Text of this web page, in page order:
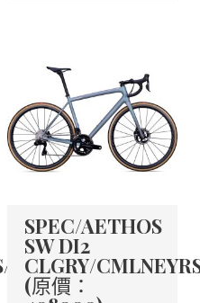
CHRM
SPEC/AETHOS
SW DI2
CLGRY/
(原價：